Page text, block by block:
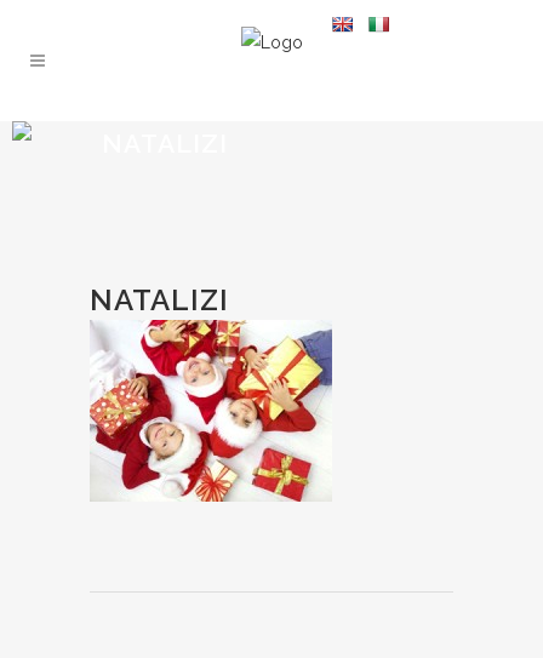
NATALIZI